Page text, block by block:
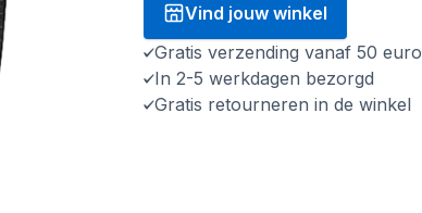
Vind jouw winkel
Gratis verzending vanaf 50 euro
In 2-5 werkdagen bezorgd
Gratis retourneren in de winkel